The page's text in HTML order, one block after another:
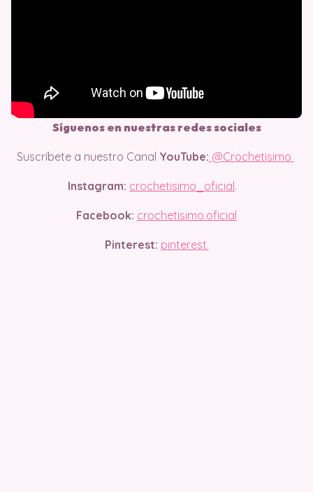
Síguenos en nuestras redes sociales
Suscríbete a nuestro Canal YouTube: @Crochetisimo
Instagram: crochetisimo_oficial .
Facebook: crochetisimo.oficial
Pinterest: pinterest.